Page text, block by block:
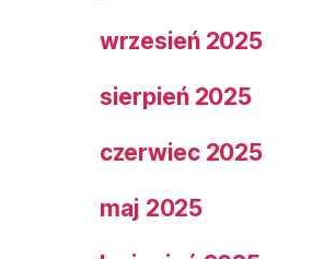
wrzesień 2025
sierpień 2025
czerwiec 2025
maj 2025